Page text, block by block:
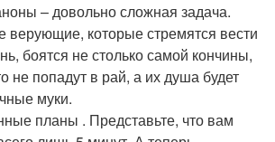
– довольно сложная задача.
верующие, которые стремятся вести
боятся не столько самой кончины,
не попадут в рай, а их душа будет
муки.
планы . Представьте, что вам